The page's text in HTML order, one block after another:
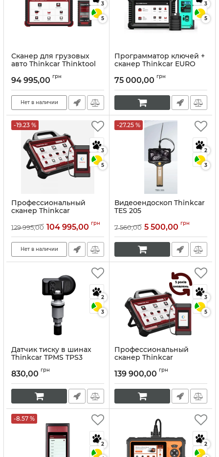
3
5
Сканер для грузовых
авто Thinkcar Thinktool
Артикул:10074
94 995,00 грн
Нет в наличии
3
5
Программатор ключей +
сканер Thinkcar EURO
Артикул:10075
75 000,00 грн
-19.23 %
3
5
Профессиональный
сканер Thinkcar
Артикул:10076
129 995,00 104 995,00 грн
Нет в наличии
-27.25 %
2
3
Видеоендоскоп Thinkcar
TES 205
7 560,00 5 500,00 грн
2
3
Датчик тиску в шинах
Thinkcar TPMS TPS3
830,00 грн
3
5
Профессиональный
сканер Thinkcar
Ultra
Артикул:10099
139 900,00 грн
-8.57 %
2 2